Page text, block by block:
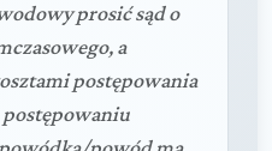
prosić sąd o
a
postępowania